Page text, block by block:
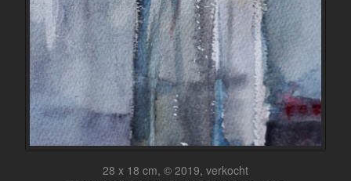
28 x 18 cm, © 2019, verkocht